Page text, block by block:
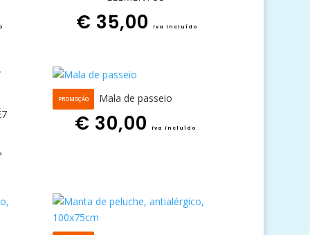
€ 35,00 iva incluído
PROMOÇÃO Mala de passeio
€ 30,00 iva incluído